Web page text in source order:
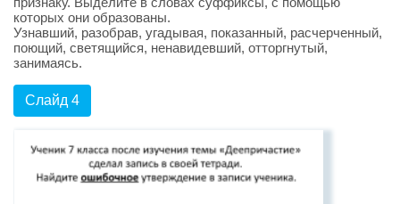
которых они образованы.
Узнавший, разобрав, угадывая, показанный, расчерченный,
поющий, светящийся, ненавидевший, отторгнутый,
занимаясь.
Слайд 4